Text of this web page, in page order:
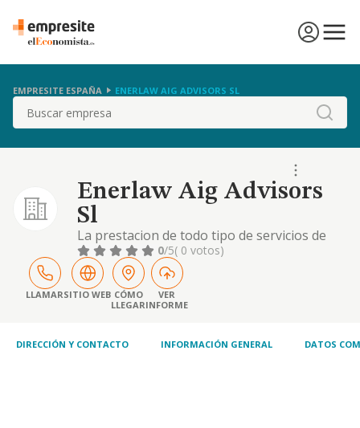
EMPRESITE ESPAÑA ENERLAW AIG ADVISORS SL
Buscar
Enerlaw Aig Advisors
Sl
La prestacion de todo tipo de servicios de
asesoramiento legal, fiscal, laboral y
contable a todo tipo de personas o
entidades. la prestacion de todo tipo de
servicios de asesoria de empresas, en
general. si las disposic
0/5( 0 votos)
LLAMARSITIO WEB CÓMO
LLEGAR
VER
INFORME
DIRECCIÓN Y CONTACTO INFORMACIÓN GENERAL DATOS